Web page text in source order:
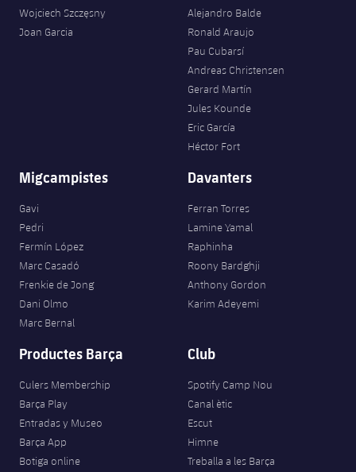
Wojciech Szczęsny
Joan Garcia
Alejandro Balde
Ronald Araujo
Pau Cubarsí
Andreas Christensen
Gerard Martín
Jules Kounde
Eric García
Héctor Fort
Migcampistes
Gavi
Pedri
Fermín López
Marc Casadó
Frenkie de Jong
Dani Olmo
Marc Bernal
Davanters
Ferran Torres
Lamine Yamal
Raphinha
Roony Bardghji
Anthony Gordon
Karim Adeyemi
Productes Barça
Culers Membership
Barça Play
Entradas y Museo
Barça App
Botiga online
Club
Spotify Camp Nou
Canal ètic
Escut
Himne
Treballa a les Barça